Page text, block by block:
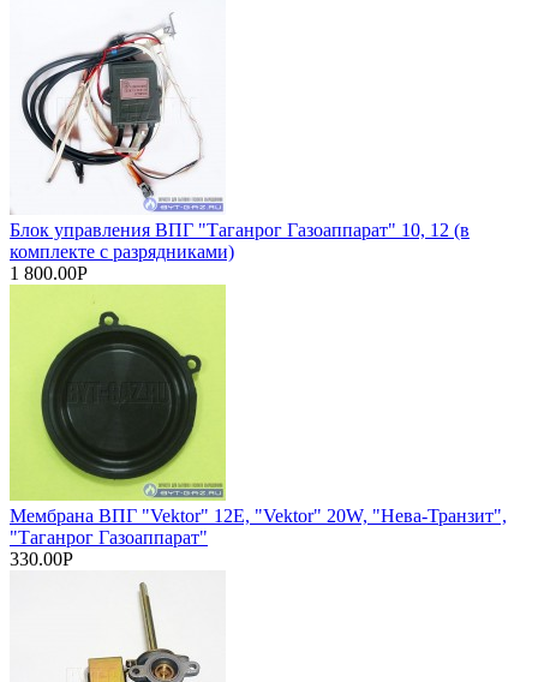
Блок управления ВПГ "Таганрог Газоаппарат" 10, 12 (в
комплекте с разрядниками)
1 800.00Р
Мембрана ВПГ "Vektor" 12Е, "Vektor" 20W, "Нева-Транзит",
"Таганрог Газоаппарат"
330.00Р